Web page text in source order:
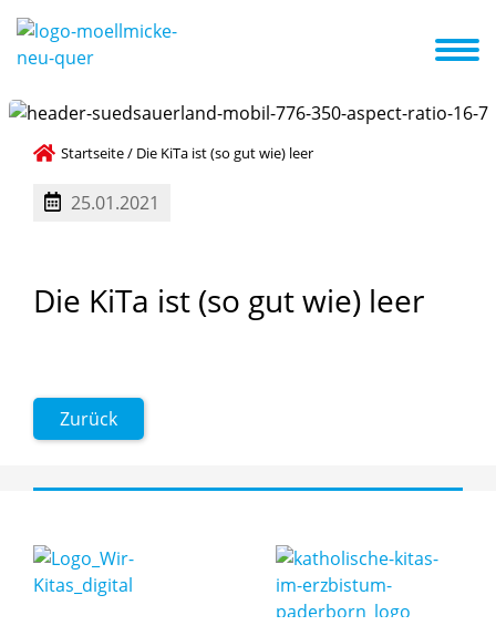
wirAktuelles KiTa ABC
Startseite/ Die KiTa ist (so gut wie) leer
25.01.2021
Die KiTa ist (so gutwie) leer
Zurück